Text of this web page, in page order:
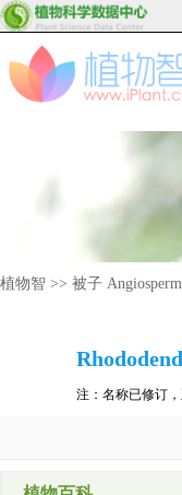
植物智 >> 被子
注：名称已修订，